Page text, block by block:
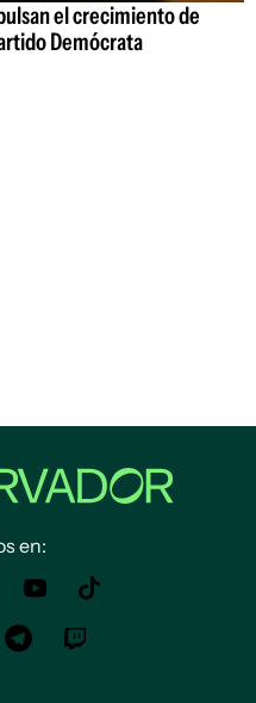
el crecimiento de
Demócrata
en: